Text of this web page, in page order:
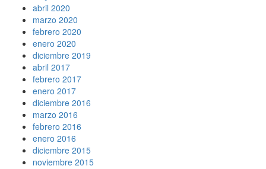
abril 2020
marzo 2020
febrero 2020
enero 2020
diciembre 2019
abril 2017
febrero 2017
enero 2017
diciembre 2016
marzo 2016
febrero 2016
enero 2016
diciembre 2015
noviembre 2015